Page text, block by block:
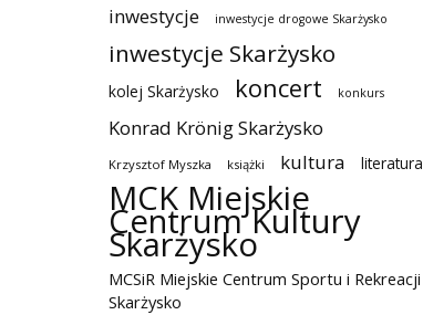
inwestycje inwestycje drogowe Skarżysko
inwestycje Skarżysko
kolej Skarżysko koncert konkurs
Konrad Krönig Skarżysko
Krzysztof Myszka książki kultura literatura
MCK Miejskie
Centrum Kultury
Skarżysko
MCSiR Miejskie Centrum Sportu i Rekreacji
Skarżysko